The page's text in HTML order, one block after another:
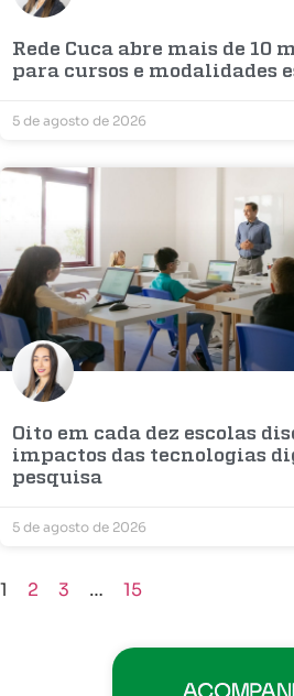
Rede Cuca abre mais de 10
para cursos e modalidades
5 de agosto de 2026
Oito em cada dez escolas
impactos das tecnologias
pesquisa
5 de agosto de 2026
1 2 3 … 15